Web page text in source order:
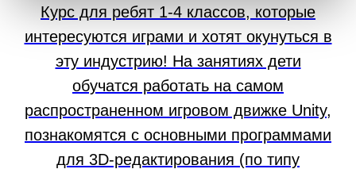
Курс для ребят 1-4 классов, которые
интересуются играми и хотят окунуться в
эту индустрию! На занятиях дети
обучатся работать на самом
распространенном игровом движке Unity,
познакомятся с основными программами
для 3D-редактирования (по типу